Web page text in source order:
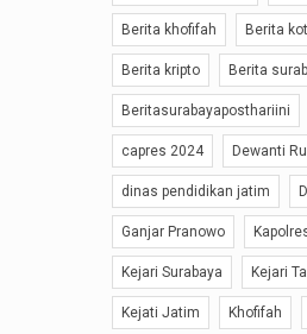
Berita khofifah Berita
Berita kripto Berita
Beritasurabayaposthariini
capres 2024 Dewanti
dinas pendidikan jatim
Ganjar Pranowo
Kejari Surabaya Kejari
Kejati Jatim Khofifah